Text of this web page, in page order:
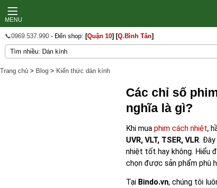
MENU
📞0969.537.990 - Đến shop: [Quận 10] [Q.Bình Tân]
Trang chủ > Blog > Kiến thức dán kính
Các chỉ số
nghĩa là gì?
Khi mua phim cách nhiệt,
UVR, VLT, TSER, VLR.
nhiệt tốt hay không. Hiểu
chọn được sản phẩm phù
Tại Bindo.vn, chúng tôi